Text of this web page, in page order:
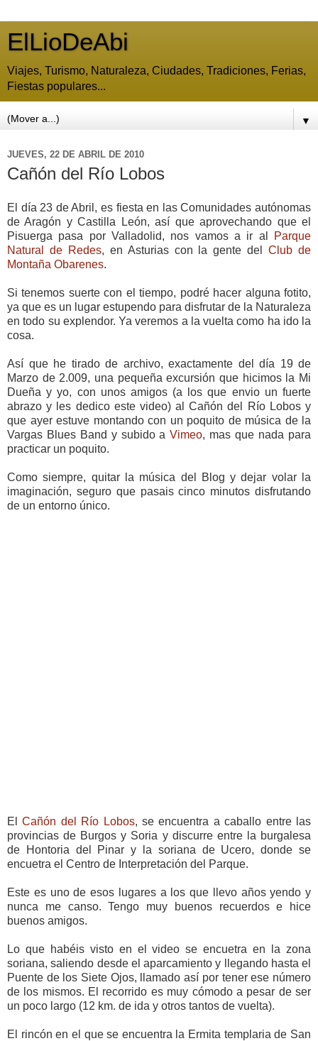
ElLioDeAbi
Viajes, Turismo, Naturaleza, Ciudades, Tradiciones, Ferias,
Fiestas populares...
▼
JUEVES, 22 DE ABRIL DE 2010
Cañón del Río Lobos
El día 23 de Abril, es fiesta en las Comunidades autónomas
de Aragón y Castilla León, así que aprovechando que el
Pisuerga pasa por Valladolid, nos vamos a ir al
Parque
Natural de Redes, en Asturias con la gente delClub de
Montaña Obarenes.
Si tenemos suerte con el tiempo, podré hacer alguna fotito,
ya que es un lugar estupendo para disfrutar de la Naturaleza
en todo su explendor. Ya veremos a la vuelta como ha ido la
cosa.
Así que he tirado de archivo, exactamente del día 19 de
Marzo de 2.009, una pequeña excursión que hicimos la Mi
Dueña y yo, con unos amigos (a los que envio un fuerte
abrazo y les dedico este video) al Cañón del Río Lobos y
que ayer estuve montando con un poquito de música de la
Vargas Blues Band y subido aVimeo, mas que nada para
practicar un poquito.
Como siempre, quitar la música del Blog y dejar volar la
imaginación, seguro que pasais cinco minutos disfrutando
de un entorno único.
ElCañón del Río Lobos, se encuentra a caballo entre las
provincias de Burgos y Soria y discurre entre la burgalesa
de Hontoria del Pinar y la soriana de Ucero, donde se
encuetra el Centro de Interpretación del Parque.
Este es uno de esos lugares a los que llevo años yendo y
nunca me canso. Tengo muy buenos recuerdos e hice
buenos amigos.
Lo que habéis visto en el video se encuetra en la zona
soriana, saliendo desde el aparcamiento y llegando hasta el
Puente de los Siete Ojos, llamado así por tener ese número
de los mismos. El recorrido es muy cómodo a pesar de ser
un poco largo (12 km. de ida y otros tantos de vuelta).
El rincón en el que se encuentra la Ermita templaria de San